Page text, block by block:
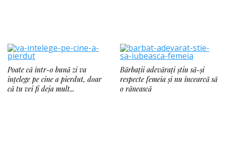
Poate că într-o bună zi va
înțelege pe cine a pierdut, doar
că tu vei fi deja mult...
Bărbații adevărați știu să-și
respecte femeia și nu încearcă să
o rănească